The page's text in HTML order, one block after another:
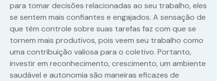
para tomar decisões relacionadas ao seu trabalho, eles
se sentem mais confiantes e engajados. A sensação de
que têm controle sobre suas tarefas faz com que se
tornem mais produtivos, pois veem seu trabalho como
uma contribuição valiosa para o coletivo. Portanto,
investir em reconhecimento, crescimento, um ambiente
saudável e autonomia são maneiras eficazes de